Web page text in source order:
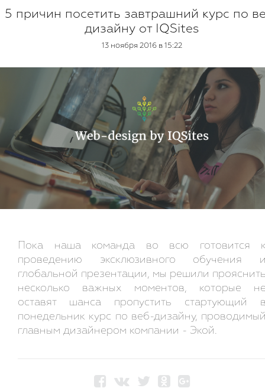
5 причин посетить завтрашний курс по
дизайну от IQSites
13 ноября 2016 в 15:22
Пока наша команда во всю готовится
проведению эксклюзивного обучения
глобальной презентации, мы решили
несколько важных моментов, которые
оставят шанса пропустить стартующий
понедельник курс по веб-дизайну,
главным дизайнером компании - Экой.